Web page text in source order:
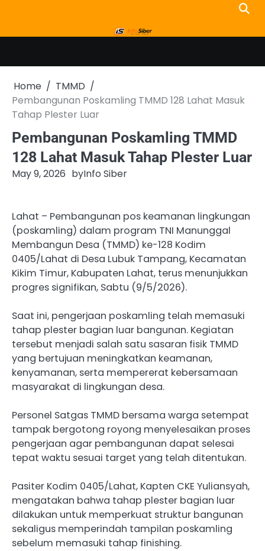
content
Home
TMMD
Pembangunan Poskamling TMMD 128 Lahat Masuk
Tahap Plester Luar
Pembangunan Poskamling TMMD
128 Lahat Masuk Tahap Plester Luar
May 9, 2026 byInfo Siber
Lahat – Pembangunan pos keamanan lingkungan
(poskamling) dalam program TNI Manunggal
Membangun Desa (TMMD) ke-128 Kodim
0405/Lahat di Desa Lubuk Tampang, Kecamatan
Kikim Timur, Kabupaten Lahat, terus menunjukkan
progres signifikan, Sabtu (9/5/2026).
Saat ini, pengerjaan poskamling telah memasuki
tahap plester bagian luar bangunan. Kegiatan
tersebut menjadi salah satu sasaran fisik TMMD
yang bertujuan meningkatkan keamanan,
kenyamanan, serta mempererat kebersamaan
masyarakat di lingkungan desa.
Personel Satgas TMMD bersama warga setempat
tampak bergotong royong menyelesaikan proses
pengerjaan agar pembangunan dapat selesai
tepat waktu sesuai target yang telah ditentukan.
Pasiter Kodim 0405/Lahat, Kapten CKE Yuliansyah,
mengatakan bahwa tahap plester bagian luar
dilakukan untuk memperkuat struktur bangunan
sekaligus memperindah tampilan poskamling
sebelum memasuki tahap finishing.